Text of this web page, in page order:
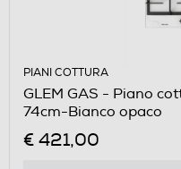
PIANI COTTURA
GLEM GAS - Piano
74cm-Bianco opaco
€ 421,00